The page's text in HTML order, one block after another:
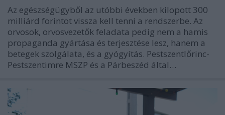
Az egészségügyből az utóbbi években kilopott 300
milliárd forintot vissza kell tenni a rendszerbe. Az
orvosok, orvosvezetők feladata pedig nem a hamis
propaganda gyártása és terjesztése lesz, hanem a
betegek szolgálata, és a gyógyítás. Pestszentlőrinc-
Pestszentimre MSZP és a Párbeszéd által…